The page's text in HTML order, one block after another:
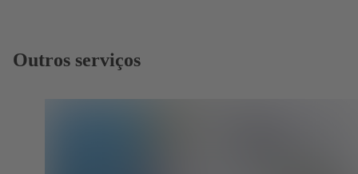
Outros serviços